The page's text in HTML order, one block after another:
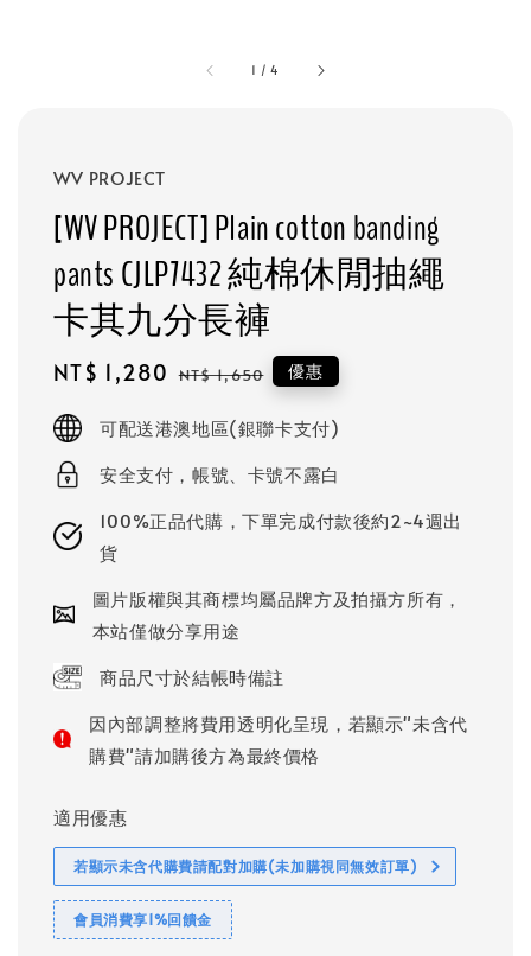
1 /4
WV PROJECT
[WV PROJECT] Plain cotton banding
pants CJLP7432 純棉休閒抽繩
卡其九分長褲
Sale
NT$ 1,280 Regular
NT$ 1,650 優惠
可配送港澳地區(銀聯卡支付)
安全支付，帳號、卡號不露白
100%正品代購，下單完成付款後約2~4週出
貨
圖片版權與其商標均屬品牌方及拍攝方所有，
本站僅做分享用途
商品尺寸於結帳時備註
因內部調整將費用透明化呈現，若顯示"未含代
購費"請加購後方為最終價格
適用優惠
若顯示未含代購費請配對加購(未加購視同無效訂單)
會員消費享1%回饋金